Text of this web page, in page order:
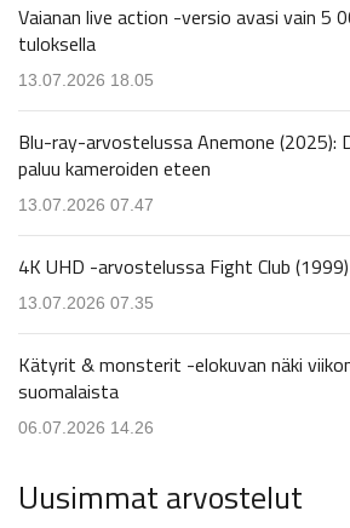
Vaianan live action -versio avasi vain 5
tuloksella
13.07.2026 18.05
Blu-ray-arvostelussa Anemone (2025):
paluu kameroiden eteen
13.07.2026 07.47
4K UHD -arvostelussa Fight Club (1999)
13.07.2026 07.35
Kätyrit & monsterit -elokuvan näki
suomalaista
06.07.2026 14.26
Uusimmat arvostelut